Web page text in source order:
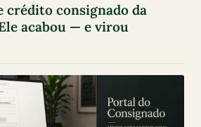
crédito consignado da
acabou — e virou